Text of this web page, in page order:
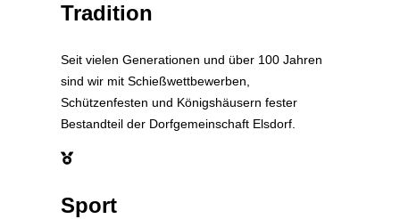
Tradition
Seit vielen Generationen und über 100 Jahren
sind wir mit Schießwettbewerben,
Schützenfesten und Königshäusern fester
Bestandteil der Dorfgemeinschaft Elsdorf.
Sport